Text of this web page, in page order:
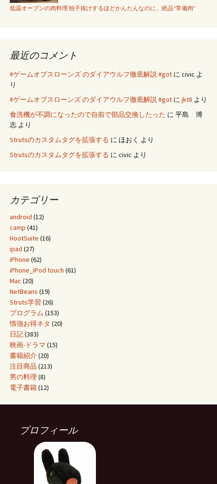
低温オーブンの肉料理 拍子抜けするほどかんたんなのに、絶品“常備肉”
最近のコメント
#ゲームオブスローンズ のダイアウルフ徹底解説 #got に civic よ
り
#ゲームオブスローンズ のダイアウルフ徹底解説 #got に jkt8 より
食洗機が不調になったので自前で部品交換したった に 平島 博
志 より
Strutsのカスタムタグを拡張する に ほおく より
Strutsのカスタムタグを拡張する に civic より
カテゴリー
android (12)
camp (41)
HootSuite (16)
ipad (27)
iPhone (62)
iPhone_iPod touch (61)
Mac (20)
NetBeans (19)
Struts学習 (26)
プログラム (153)
情強お得ネタ (20)
日記(383)
映画-ドラマ (15)
書籍紹介(20)
注目商品 (213)
男の料理 (8)
電子書籍(12)
プロフィール